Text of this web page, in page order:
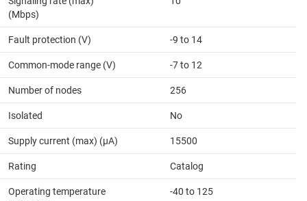
(Mbps)
Fault protection (V) -9 to 14
Common-mode range (V) -7 to 12
Number of nodes 256
Isolated No
Supply current (max) (µA) 15500
Rating Catalog
Operating temperature
-40 to 125